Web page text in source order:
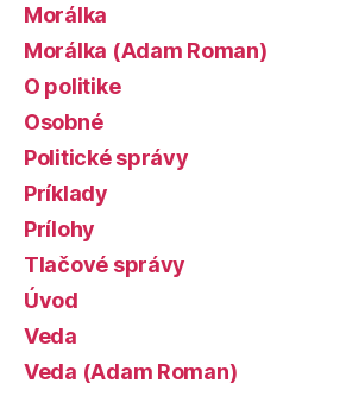
Morálka
Morálka (Adam Roman)
O politike
Osobné
Politické správy
Príklady
Prílohy
Tlačové správy
Úvod
Veda
Veda (Adam Roman)